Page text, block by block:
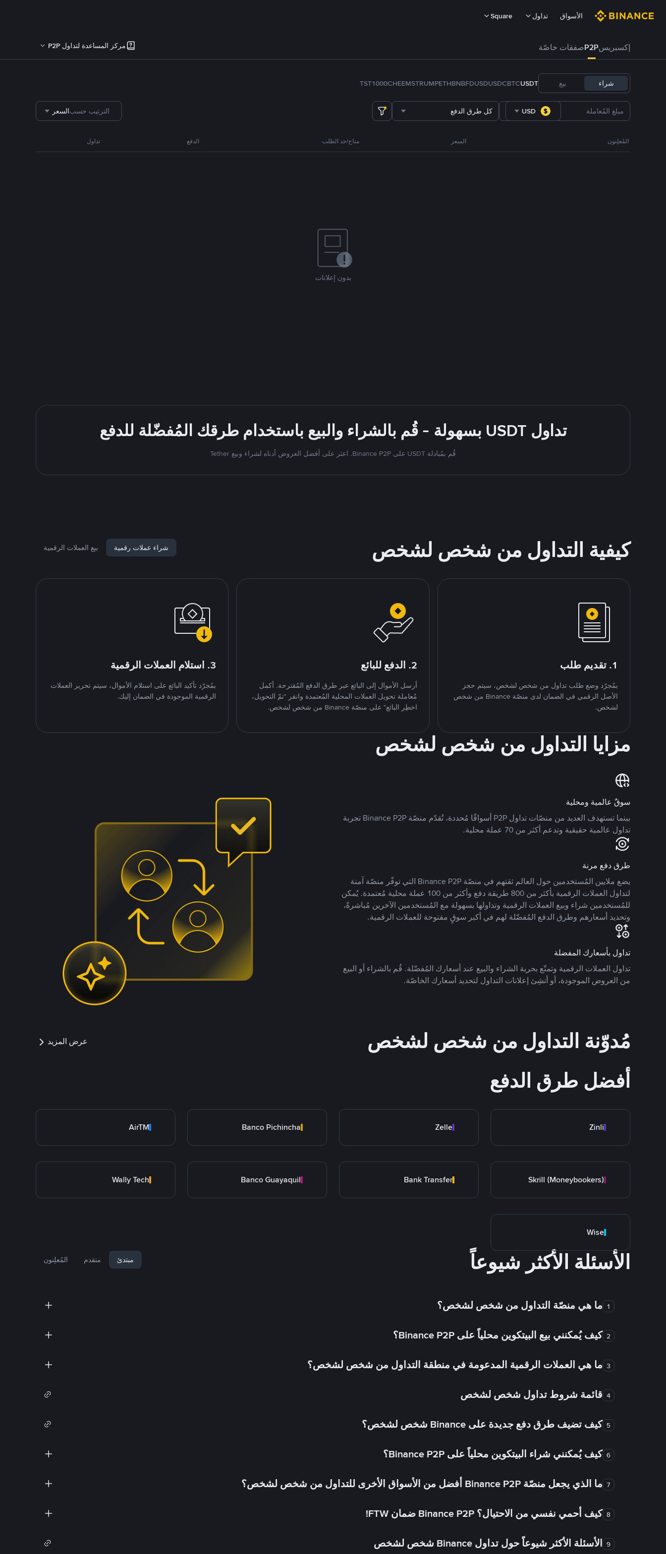
الأسواق تداول Square
إكسبريسP2Pصفقات خاصّة مركز المساعدة لتداول P2P
شراء بيع USDT
BTC
USDC
FDUSD
BNB
ETH
TRUMP
1000CHEEMS
TST
USD كل طرق الدفع الترتيب حسبالسعر
المُعلِنون السعر متاح/حد الطلب الدفع تداول
بدون إعلانات
تداول USDT بسهولة - قُم بالشراء والبيع باستخدام طرقك المُفضّلة للدفع
قُم بمُبادلة USDT على Binance P2P. اعثر على أفضل العروض أدناه لشراء وبيع Tether
كيفية التداول من شخص لشخص شراء عملات رقمية بيع العملات الرقمية
1. تقديم طلب
بمُجرّد وضع طلب تداول من شخص لشخص، سيتم حجز
الأصل الرقمي في الضمان لدى منصّة Binance من شخص
لشخص.
2. الدفع للبائع
أرسل الأموال إلى البائع عبر طرق الدفع المُقترحة. أكمل
مُعاملة تحويل العملات المحلية المُعتمدة وانقر "تمّ التحويل،
اخطِر البائع" على منصّة Binance من شخص لشخص.
3. استلام العملات الرقمية
بمُجرّد تأكيد البائع على استلام الأموال، سيتم تحرير العملات
الرقمية الموجودة في الضمان إليك.
مزايا التداول من شخص لشخص
سوقٌ عالمية ومحلية
بينما تستهدف العديد من منصّات تداول P2P أسواقًا مُحددة، تُقدّم منصّة Binance P2P تجربة
تداول عالمية حقيقية وتدعم أكثر من 70 عملة محلية.
طرق دفع مرنة
يضع ملايين المُستخدمين حول العالم ثقتهم في منصّة Binance P2P التي توفّر منصّة آمنة
لتداول العملات الرقمية بأكثر من 800 طريقة دفع وأكثر من 100 عملة محلية مُعتمدة. يُمكن
للمُستخدمين شراء وبيع العملات الرقمية وتداولها بسهولة مع المُستخدمين الآخرين مُباشرةً،
وتحديد أسعارهم وطرق الدفع المُفضّلة لهم في أكبر سوقٍ مفتوحة للعملات الرقمية.
تداول بأسعارك المفضلة
تداول العملات الرقمية وتمتّع بحرية الشراء والبيع عند أسعارك المُفضّلة. قُم بالشراء أو البيع
من العروض الموجودة، أو أنشِئ إعلانات التداول لتحديد أسعارك الخاصّة.
مُدوّنة التداول من شخص لشخص عرض المزيد
أفضل طرق الدفع
Zinli
Zelle
Banco Pichincha
AirTM
Skrill (Moneybookers)
Bank Transfer
Banco Guayaquil
Wally Tech
Wise
الأسئلة الأكثر شيوعاً مبتدئ متقدم المُعلِنون
1 ما هي منصّة التداول من شخص لشخص؟
2 كيف يُمكنني بيع البيتكوين محلياً على Binance P2P؟
3 ما هي العملات الرقمية المدعومة في منطقة التداول من شخص لشخص؟
4 قائمة شروط تداول شخص لشخص
5 كيف تضيف طرق دفع جديدة على Binance شخص لشخص؟
6 كيف يُمكنني شراء البيتكوين محلياً على Binance P2P؟
7 ما الذي يجعل منصّة Binance P2P أفضل من الأسواق الأخرى للتداول من شخص لشخص؟
8 كيف أحمي نفسي من الاحتيال؟ Binance P2P ضمان FTW!
9 الأسئلة الأكثر شيوعاً حول تداول Binance شخص لشخص